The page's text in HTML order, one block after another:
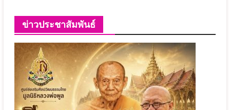
ข่าวประชาสัมพันธ์